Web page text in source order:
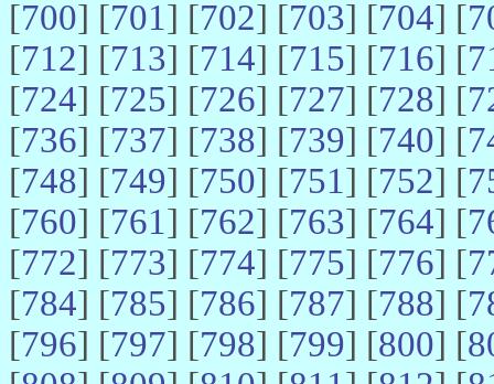
[700] [701] [702] [703] [704] [
[712] [713] [714] [715] [716] [
[724] [725] [726] [727] [728] [
[736] [737] [738] [739] [740] [
[748] [749] [750] [751] [752] [
[760] [761] [762] [763] [764] [
[772] [773] [774] [775] [776] [
[784] [785] [786] [787] [788] [
[796] [797] [798] [799] [800] [